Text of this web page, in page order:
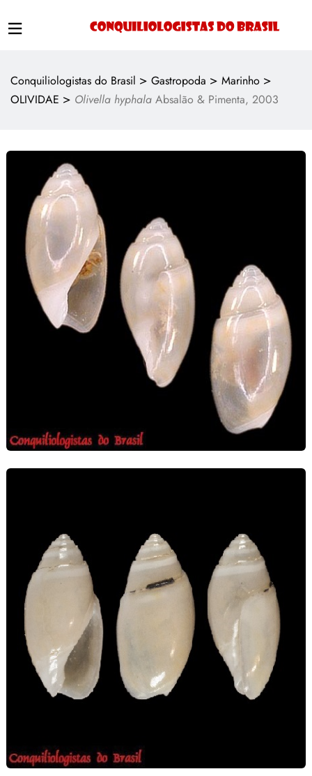
Conquiliologistas do Brasil > Gastropoda > Marinho >
OLIVIDAE > Olivella hyphala Absalão & Pimenta, 2003